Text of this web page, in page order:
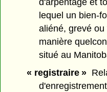
d'arpentage et
lequel un bien-
aliéné, grevé
manière
situé au
« registraire »